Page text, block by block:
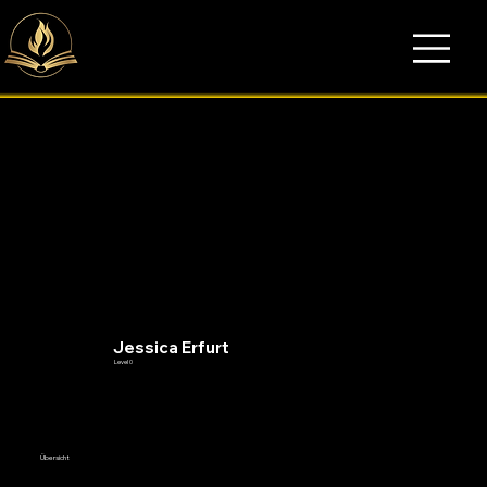
Übersicht
Jessica Erfurt
Level 0